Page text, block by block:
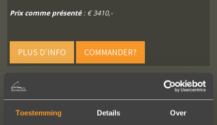
Toestemming Details Over
Prix comme présenté: € 3410,-
PLUS D'INFO COMMANDER?
SUIVEZ-NOUS SUR LES MÉDIAS SOCIAUX